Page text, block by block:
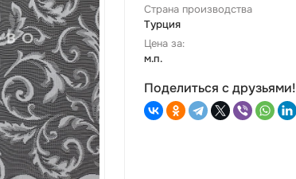
Страна производства
Турция
Цена за:
м.п.
Поделиться с друзьями!